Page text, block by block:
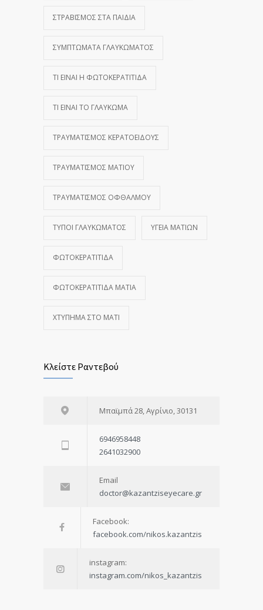
ΣΤΡΑΒΙΣΜΌΣ ΣΤΑ ΠΑΙΔΙΆ
ΣΥΜΠΤΏΜΑΤΑ ΓΛΑΥΚΏΜΑΤΟΣ
ΤΙ ΕΊΝΑΙ Η ΦΩΤΟΚΕΡΑΤΊΤΙΔΑ
ΤΙ ΕΊΝΑΙ ΤΟ ΓΛΑΎΚΩΜΑ
ΤΡΑΥΜΑΤΙΣΜΌΣ ΚΕΡΑΤΟΕΙΔΟΎΣ
ΤΡΑΥΜΑΤΙΣΜΌΣ ΜΑΤΙΟΎ
ΤΡΑΥΜΑΤΙΣΜΌΣ ΟΦΘΑΛΜΟΎ
ΤΎΠΟΙ ΓΛΑΥΚΏΜΑΤΟΣ ΥΓΕΊΑ ΜΑΤΙΏΝ
ΦΩΤΟΚΕΡΑΤΊΤΙΔΑ
ΦΩΤΟΚΕΡΑΤΊΤΙΔΑ ΜΆΤΙΑ
ΧΤΎΠΗΜΑ ΣΤΟ ΜΆΤΙ
Κλείστε Ραντεβού
Μπαϊμπά 28, Αγρίνιο, 30131
6946958448
2641032900
Email
doctor@kazantziseyecare.gr
Facebook:
facebook.com/nikos.kazantzis
instagram:
instagram.com/nikos_kazantzis